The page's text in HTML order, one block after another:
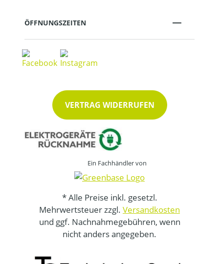
ÖFFNUNGSZEITEN
VERTRAG WIDERRUFEN
Ein Fachhändler von
* Alle Preise inkl. gesetzl.
Mehrwertsteuer zzgl. Versandkosten
und ggf. Nachnahmegebühren, wenn
nicht anders angegeben.